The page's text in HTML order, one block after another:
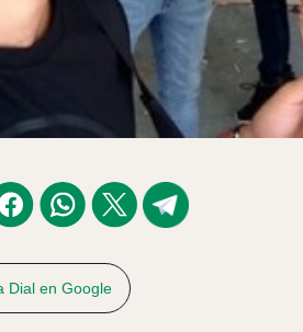
Dial en Google